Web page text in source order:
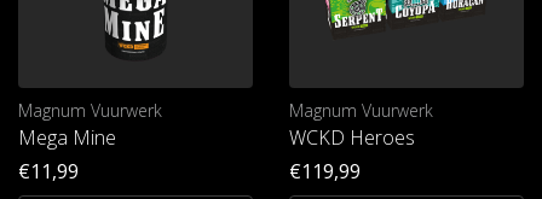
Magnum Vuurwerk
Mega Mine
€11,99
Magnum Vuurwerk
WCKD Heroes
€119,99